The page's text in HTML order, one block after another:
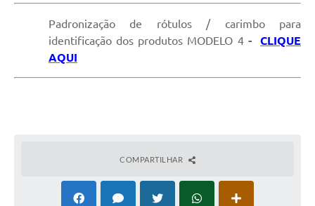
Padronização de rótulos / carimbo para
identificação dos produtos MODELO 4-CLIQUE
AQUI
COMPARTILHAR